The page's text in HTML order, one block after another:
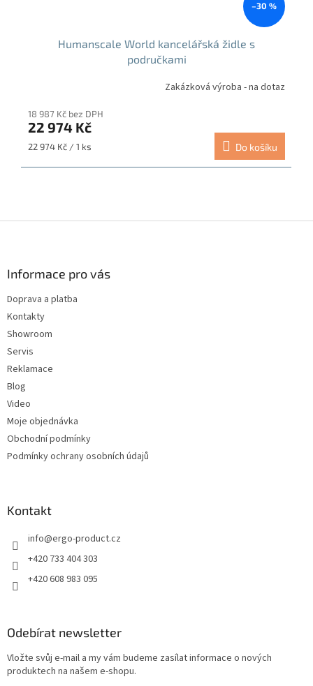
–30 %
Humanscale World kancelářská židle s
područkami
Zakázková výroba - na dotaz
18 987 Kč bez DPH
22 974 Kč
Měrná
22 974 Kč / 1 ks Do košíku
Informace pro vás
Doprava a platba
Kontakty
Showroom
Servis
Reklamace
Blog
Video
Moje objednávka
Obchodní podmínky
Podmínky ochrany osobních údajů
Kontakt
info@ergo-product.cz
+420 733 404 303
+420 608 983 095
Odebírat newsletter
Vložte svůj e-mail a my vám budeme zasílat informace o nových
produktech na našem e-shopu.